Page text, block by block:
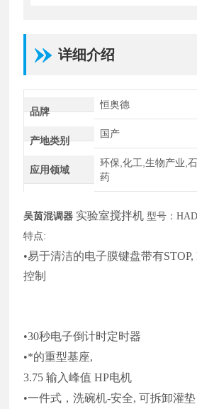
详细介绍
品牌
恒奥德
产地类别
国产
应用领域
环保,化工,生物产业,
药
吴茵混调器 实验室搅拌机 型号：
特点:
•易于清洁的电子膜键盘带有
控制
•30秒电子倒计时定时器
•*的重型基座,
3.75 输入峰值 HP电机
•一件式，洗碗机-安全, 可拆卸灌垫